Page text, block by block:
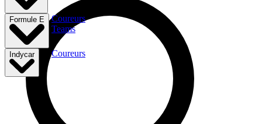
Formule E
Coureurs
Teams
Indycar Coureurs